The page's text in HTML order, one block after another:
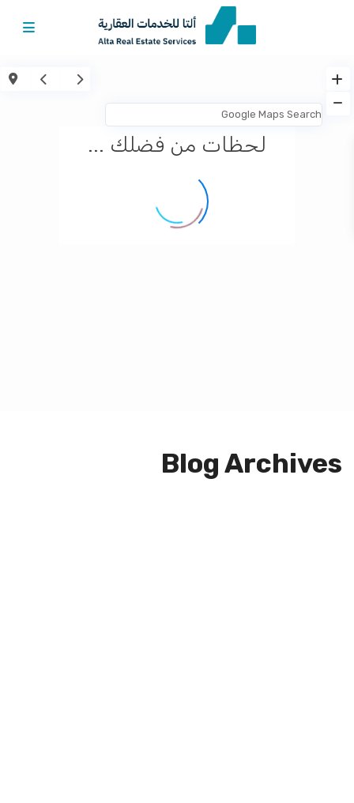
لحظات من فضلك ...
Blog Archives